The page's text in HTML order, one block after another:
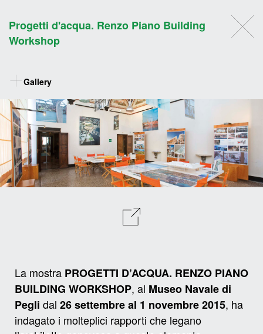
Progetti d'acqua. Renzo Piano Building
Workshop
Gallery
La mostra PROGETTI D’ACQUA. RENZO PIANO
BUILDING WORKSHOP, al Museo Navale di
Pegli dal 26 settembre al 1 novembre 2015, ha
indagato i molteplici rapporti che legano